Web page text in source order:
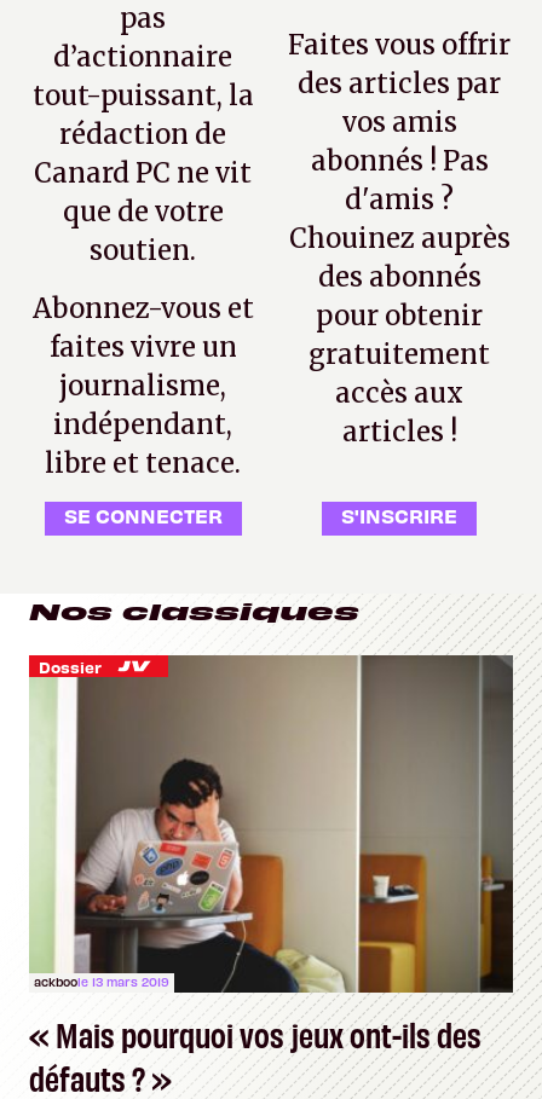
pas
d’actionnaire
tout-puissant, la
rédaction de
Canard PC ne vit
que de votre
soutien.
Abonnez-vous et
faites vivre un
journalisme,
indépendant,
libre et tenace.
SE CONNECTER
Faites vous offrir
des articles par
vos amis
abonnés ! Pas
d'amis ?
Chouinez auprès
des abonnés
pour obtenir
gratuitement
accès aux
articles !
S'INSCRIRE
Nos classiques
Dossier
ackboole 13 mars 2019
« Mais pourquoi vos jeux ont-ils des
défauts ? »